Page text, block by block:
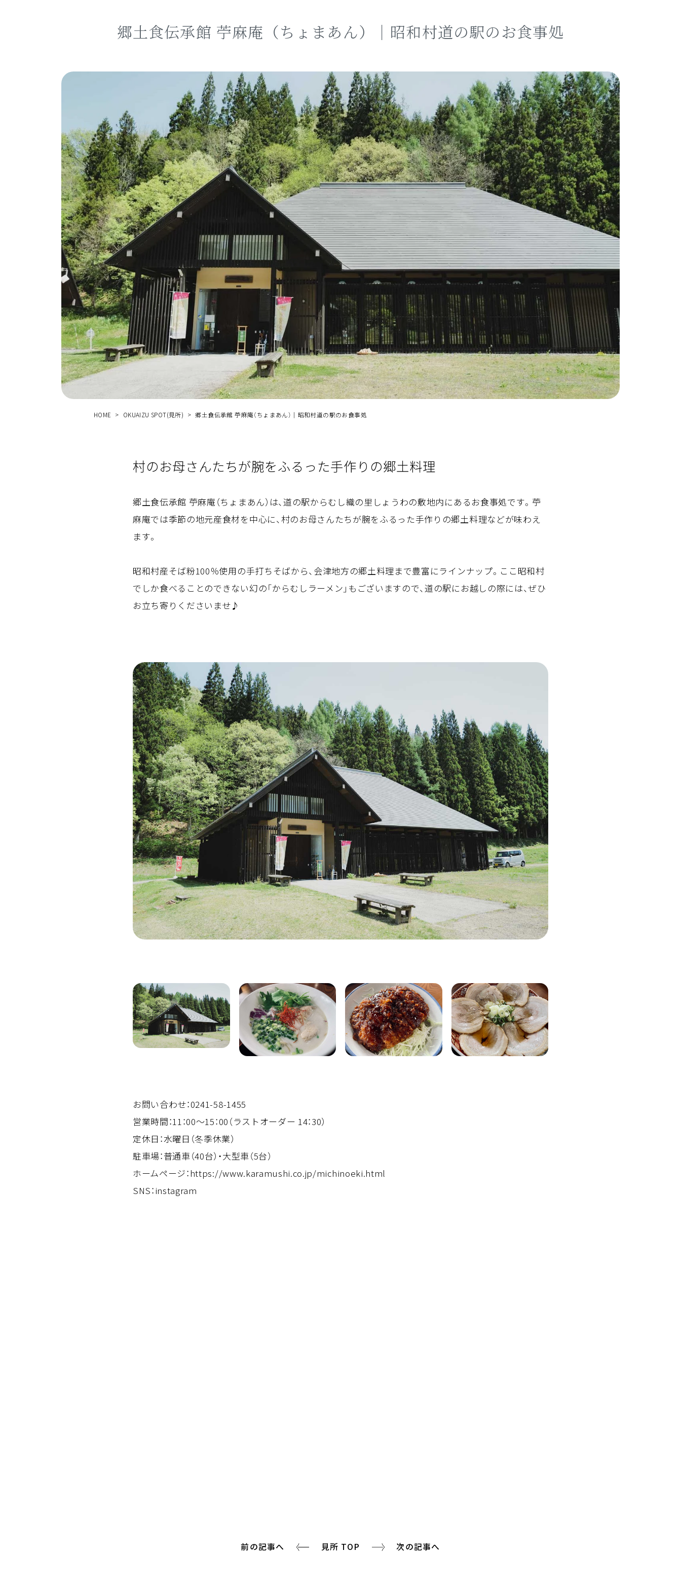
奥会津
伝言板
みる
見所
よむ
記事
する
体験
かう
商品
検索
相
談
窓
口
ア
ク
セ
ス
お
問
い
合
わ
せ
郷土食伝承館 苧麻庵（ちょまあん）｜昭和村道の駅のお食事処
HOME OKUAIZU SPOT(見所) 郷土食伝承館 苧麻庵（ちょまあん）｜昭和村道の駅のお食事処
村のお母さんたちが腕をふるった手作りの郷土料理
郷土食伝承館 苧麻庵（ちょまあん）は、道の駅からむし織の里しょうわの敷地内にあるお食事処です。苧
麻庵では季節の地元産食材を中心に、村のお母さんたちが腕をふるった手作りの郷土料理などが味わえ
ます。
昭和村産そば粉100％使用の手打ちそばから、会津地方の郷土料理まで豊富にラインナップ。ここ昭和村
でしか食べることのできない幻の「からむしラーメン」もございますので、道の駅にお越しの際には、ぜひ
お立ち寄りくださいませ♪
お問い合わせ：0241-58-1455
営業時間：11：00～15：00（ラストオーダー 14：30）
定休日：水曜日（冬季休業）
駐車場：普通車（40台）・大型車（5台）
ホームページ：https://www.karamushi.co.jp/michinoeki.html
SNS：instagram
前の記事へ 見所 TOP 次の記事へ